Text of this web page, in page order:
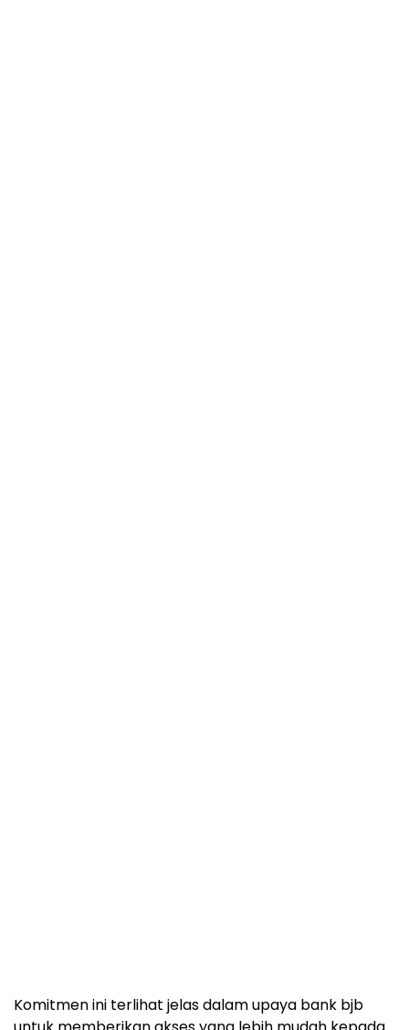
Komitmen ini terlihat jelas dalam upaya bank bjb